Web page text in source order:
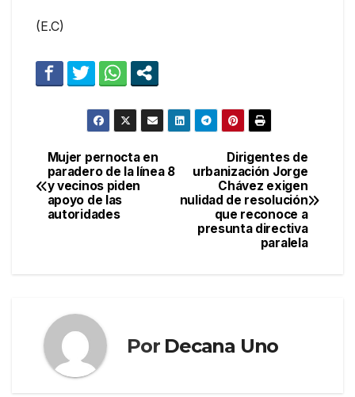
(E.C)
Navegación
de
Dirigentes de
urbanización Jorge
Chávez exigen
nulidad de resolución
que reconoce a
presunta directiva
paralela
Mujer pernocta en
paradero de la línea 8
y vecinos piden
apoyo de las
autoridades
Por Decana Uno